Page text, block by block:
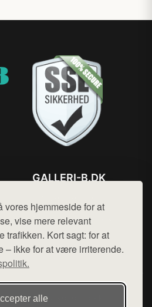
vores hjemmeside for at
vise mere relevant
trafikken. Kort sagt: for at
– ikke for at være irriterende.
alle
GALLERI-B.DK
Mail: hej@want.dk
Cookie- og privatlivspolitik
der udgiver en række